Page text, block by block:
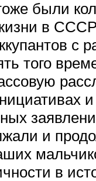
были
в
с
того
и
и
в